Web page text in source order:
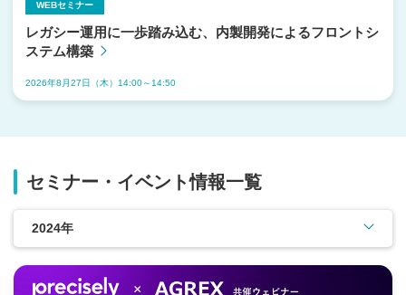
WEBセミナー
レガシー運用に一歩踏み込む、内製開発によるフロントシ
ステム構築
2026年8月27日（木）14:00～14:50
セミナー・イベント情報一覧